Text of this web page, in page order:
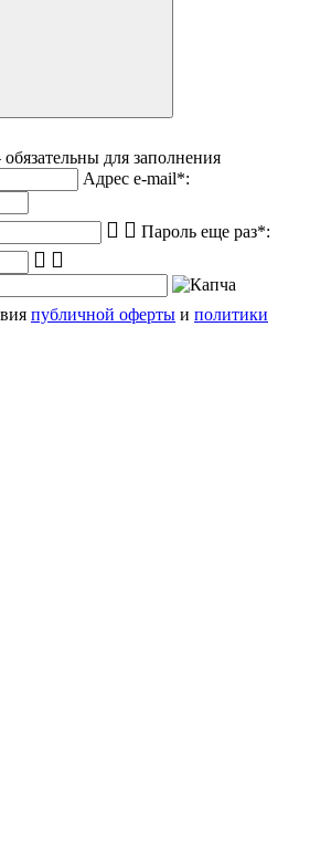
для заполнения
Адрес e-mail*:
Пароль еще раз*:
публичной оферты и политики